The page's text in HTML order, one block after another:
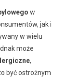
w
jak i
w wielu
może
,
być ostrożnym